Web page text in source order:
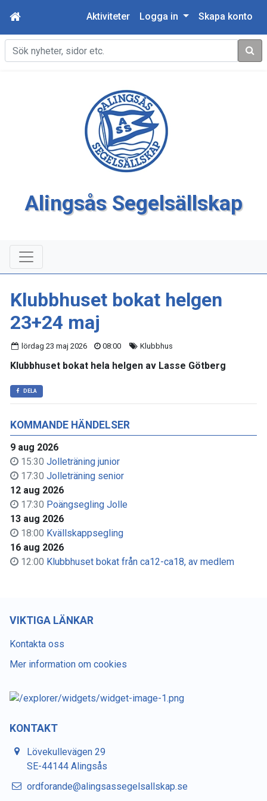
Aktiviteter Logga in Skapa konto
Sök
Alingsås Segelsällskap
KOMMANDE HÄNDELSER
9 aug 2026
15:30 Jolleträning junior
17:30 Jolleträning senior
12 aug 2026
17:30 Poängsegling Jolle
13 aug 2026
18:00 Kvällskappsegling
16 aug 2026
12:00 Klubbhuset bokat från ca12-ca18, av medlem
Klubbhuset bokat helgen
23+24 maj
lördag 23 maj 2026 08:00 Klubbhus
Klubbhuset bokat hela helgen av Lasse Götberg
DELA
VIKTIGA LÄNKAR
Kontakta oss
Mer information om cookies
KONTAKT
Lövekullevägen 29
SE-44144 Alingsås
ordforande@alingsassegelsallskap.se